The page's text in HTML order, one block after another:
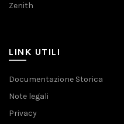
Zenith
LINK UTILI
Documentazione Storica
Note legali
Privacy